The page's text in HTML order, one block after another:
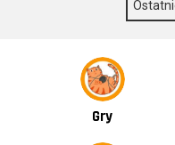
Gry